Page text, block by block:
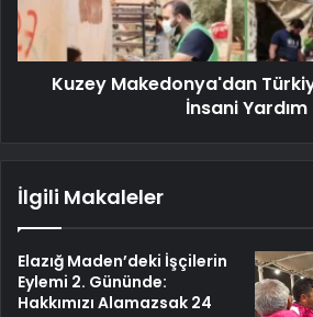
Kuzey Makedonya'dan
İnsani Yardım
İlgili Makaleler
Elazığ Maden’deki İşçilerin
Eylemi 2. Gününde:
Hakkımızı Alamazsak 24